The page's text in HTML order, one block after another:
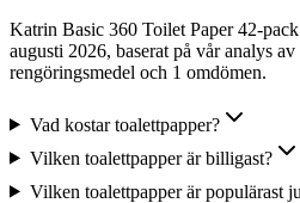
Katrin Basic 360 Toilet Paper 42-
augusti 2026, baserat på vår analys
rengöringsmedel och 1 omdömen.
Vad kostar toalettpapper?
Vilken toalettpapper är billigast?
Vilken toalettpapper är populärast